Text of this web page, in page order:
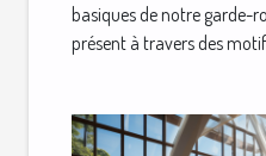
basiques de notre garde-
présent à travers des